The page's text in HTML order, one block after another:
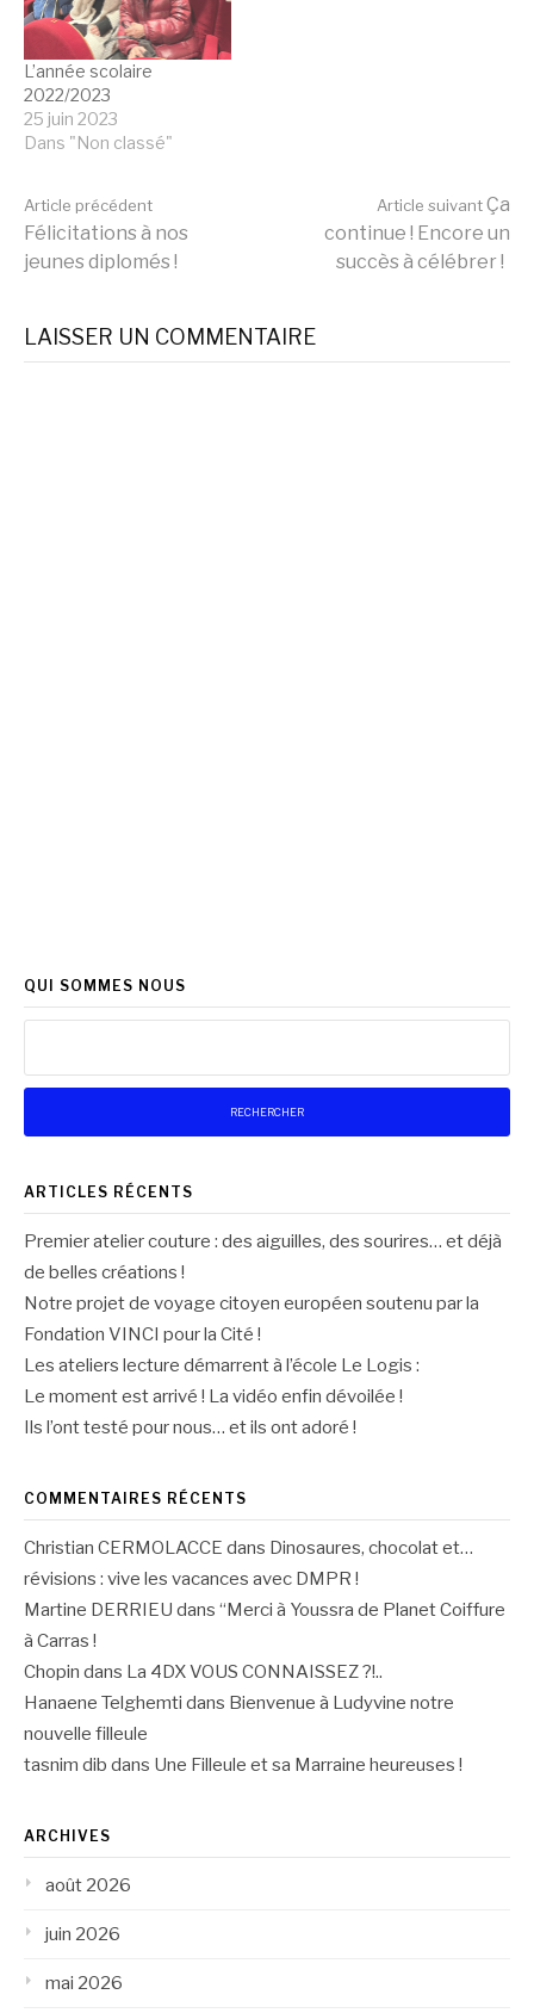
L’année scolaire
2022/2023
25 juin 2023
Dans "Non classé"
Lire
suite
Article précédent
Félicitations à nos
jeunes diplomés !
Article suivantÇa
continue ! Encore un
succès à célébrer !
LAISSER UN COMMENTAIRE
QUI SOMMES NOUS
ARTICLES RÉCENTS
Premier atelier couture : des aiguilles, des sourires… et déjà
de belles créations !
Notre projet de voyage citoyen européen soutenu par la
Fondation VINCI pour la Cité !
Les ateliers lecture démarrent à l’école Le Logis :
Le moment est arrivé ! La vidéo enfin dévoilée !
Ils l’ont testé pour nous… et ils ont adoré !
COMMENTAIRES RÉCENTS
Christian CERMOLACCE dans Dinosaures, chocolat et…
révisions : vive les vacances avec DMPR !
Martine DERRIEU dans “Merci à Youssra de Planet Coiffure
à Carras !
Chopin dans La 4DX VOUS CONNAISSEZ ?!..
Hanaene Telghemti dans Bienvenue à Ludyvine notre
nouvelle filleule
tasnim dib dans Une Filleule et sa Marraine heureuses !
ARCHIVES
août 2026
juin 2026
mai 2026